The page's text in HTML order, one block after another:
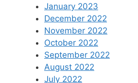
January 2023
December 2022
November 2022
October 2022
September 2022
August 2022
July 2022